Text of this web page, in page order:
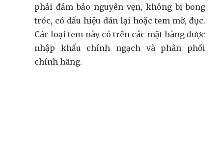
phải đảm bảo nguyên vẹn, không bị bong
tróc, có dấu hiệu dán lại hoặc tem mờ, đục.
Các loại tem này có trên các mặt hàng được
nhập khẩu chính ngạch và phân phối
chính hãng.